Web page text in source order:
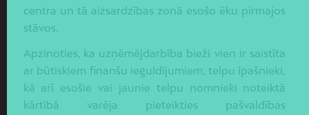
centra un tā aizsardzības zonā esošo ēku pirmajos
stāvos.
Apzinoties, ka uzņēmējdarbība bieži vien ir saistīta
ar būtiskiem finanšu ieguldījumiem, telpu īpašnieki,
kā arī esošie vai jaunie telpu nomnieki noteiktā
kārtībā varēja pieteikties pašvaldības